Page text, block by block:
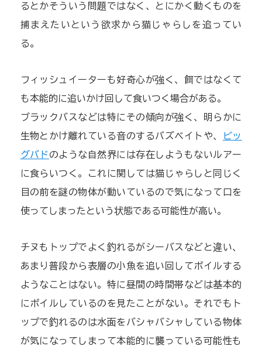
るとかそういう問題ではなく、とにかく動くものを
捕まえたいという欲求から猫じゃらしを追ってい
る。
フィッシュイーターも好奇心が強く、餌ではなくて
も本能的に追いかけ回して食いつく場合がある。
ブラックバスなどは特にその傾向が強く、明らかに
生物とかけ離れている音のするバズベイトや、
ビッ
グバド のような自然界には存在しようもないルアー
に食らいつく。これに関しては猫じゃらしと同じく
目の前を謎の物体が動いているので気になって口を
使ってしまったという状態である可能性が高い。
チヌもトップでよく釣れるがシーバスなどと違い、
あまり普段から表層の小魚を追い回してボイルする
ようなことはない。特に昼間の時間帯などは基本的
にボイルしているのを見たことがない。それでもト
ップで釣れるのは水面をバシャバシャしている物体
が気になってしまって本能的に襲っている可能性も